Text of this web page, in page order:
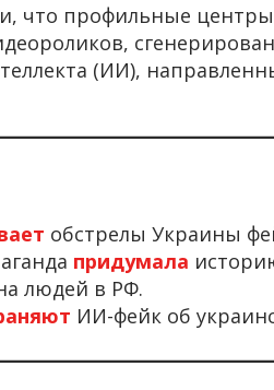
что профильные
(ИИ),
обстрелы Украины
придумала
людей в РФ.
ИИ-фейк об